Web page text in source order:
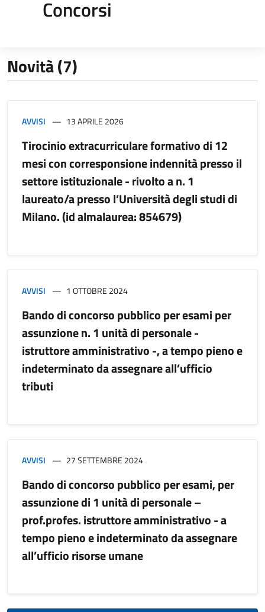
Concorsi
Novità (7)
AVVISI 13 APRILE 2026
Tirocinio extracurriculare formativo di 12
mesi con corresponsione indennità presso il
settore istituzionale - rivolto a n. 1
laureato/a presso l’Università degli studi di
Milano. (id almalaurea: 854679)
AVVISI 1 OTTOBRE 2024
Bando di concorso pubblico per esami per
assunzione n. 1 unità di personale -
istruttore amministrativo -, a tempo pieno e
indeterminato da assegnare all’ufficio
tributi
AVVISI 27 SETTEMBRE 2024
Bando di concorso pubblico per esami, per
assunzione di 1 unità di personale –
prof.profes. istruttore amministrativo - a
tempo pieno e indeterminato da assegnare
all’ufficio risorse umane